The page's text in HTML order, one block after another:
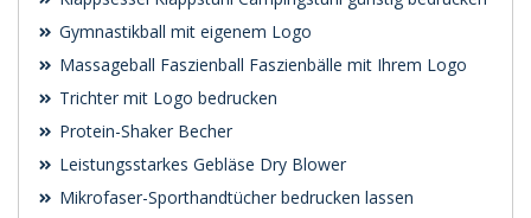
Gymnastikball mit eigenem Logo
Massageball Faszienball Faszienbälle mit Ihrem Logo
Trichter mit Logo bedrucken
Protein-Shaker Becher
Leistungsstarkes Gebläse Dry Blower
Mikrofaser-Sporthandtücher bedrucken lassen